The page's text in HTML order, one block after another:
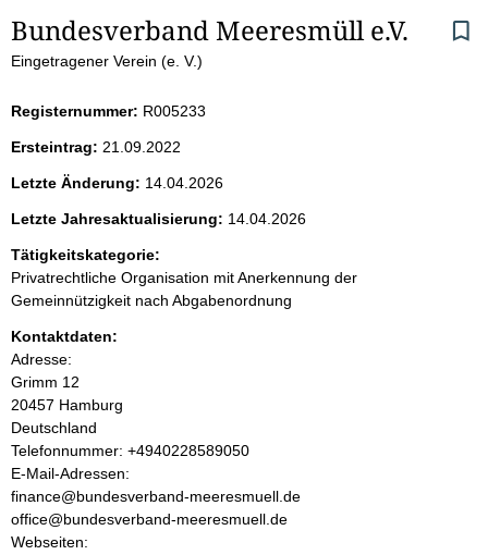
S
e
i
t
e
n
i
n
h
a
l
t
Bundesverband Meeresmüll e.V.
Eingetragener Verein (e. V.)
Registernummer: R005233
Ersteintrag: 21.09.2022
Letzte Änderung: 14.04.2026
Letzte Jahresaktualisierung: 14.04.2026
Tätigkeitskategorie:
Privatrechtliche Organisation mit Anerkennung der
Gemeinnützigkeit nach Abgabenordnung
Kontaktdaten:
Adresse:
Grimm 12
20457 Hamburg
Deutschland
K
o
n
t
a
Telefonnummer: +4940228589050
E-Mail-Adressen:
finance@bundesverband-meeresmuell.de
office@bundesverband-meeresmuell.de
Webseiten: